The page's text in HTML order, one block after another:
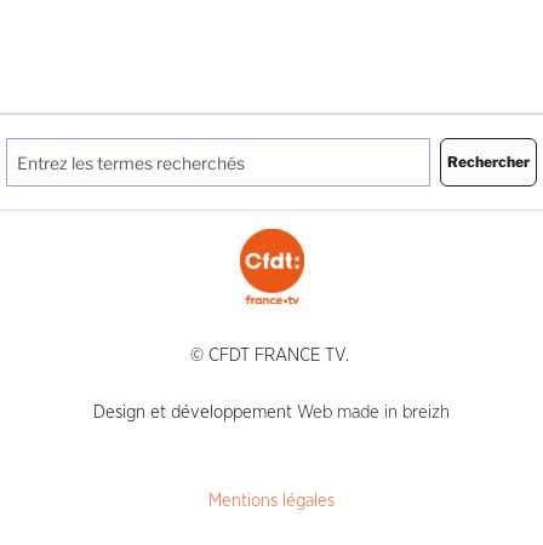
Rechercher
© CFDT FRANCE TV.
Design et développement Web made in breizh
Mentions légales